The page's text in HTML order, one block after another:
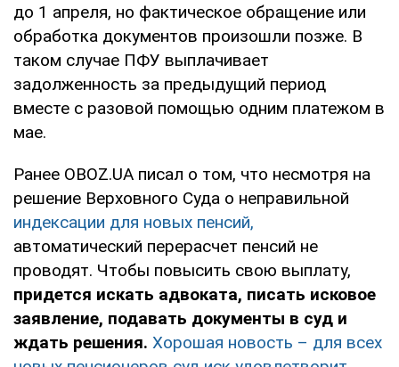
до 1 апреля, но фактическое обращение или
обработка документов произошли позже. В
таком случае ПФУ выплачивает
задолженность за предыдущий период
вместе с разовой помощью одним платежом в
мае.
Ранее OBOZ.UA писал о том, что несмотря на
решение Верховного Суда о неправильной
индексации для новых пенсий,
автоматический перерасчет пенсий не
проводят. Чтобы повысить свою выплату,
придется искать адвоката, писать исковое
заявление, подавать документы в суд и
ждать решения. Хорошая новость – для всех